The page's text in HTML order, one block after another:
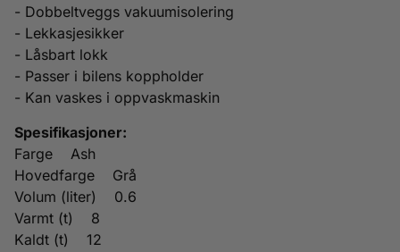
- Dobbeltveggs vakuumisolering
- Lekkasjesikker
- Låsbart lokk
- Passer i bilens koppholder
- Kan vaskes i oppvaskmaskin
Spesifikasjoner:
Farge Ash
Hovedfarge Grå
Volum (liter) 0.6
Varmt (t) 8
Kaldt (t) 12